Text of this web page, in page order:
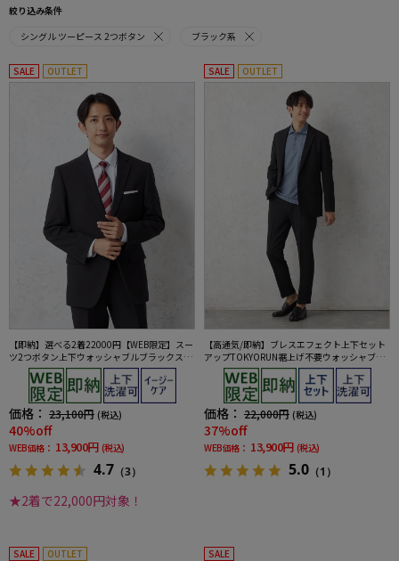
絞り込み条件
シングル ツーピース 2つボタン
ブラック系
SALE OUTLET
【即納】選べる2着22000円【WEB限定】スー
ツ2つボタン上下ウォッシャブルブラックスト
ライプ3シーズン対応
価格： 23,100円 (税込)
40%off
WEB価格： 13,900円 (税込)
4.7 （3）
★2着で22,000円対象！
SALE OUTLET
【高通気/即納】ブレスエフェクト上下セット
アップTOKYORUN裾上げ不要ウォッシャブル
ストレッチブレスエフェクト生地背抜き2ボタ
ンジャケットウエストシャーリングノータッ
クパンツ
価格： 22,000円 (税込)
37%off
WEB価格： 13,900円 (税込)
5.0 （1）
SALE OUTLET SALE